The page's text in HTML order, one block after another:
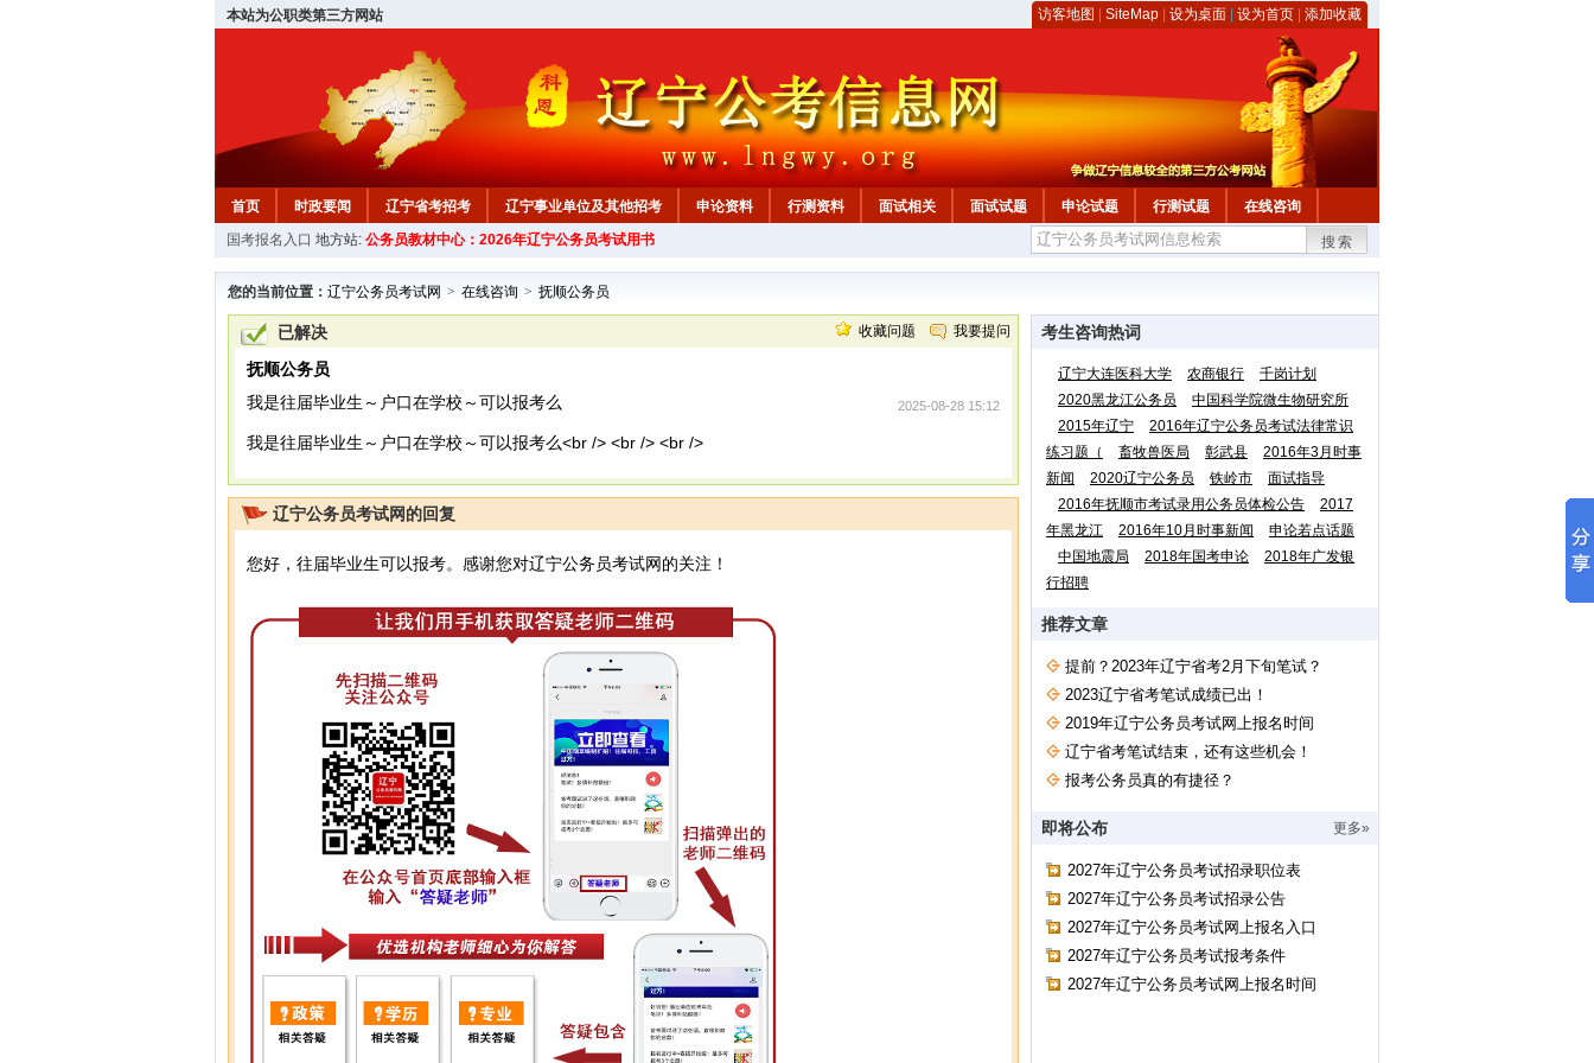
本站为公职类第三方网站 访客地图 SiteMap 设为桌面 设为首页 添加收藏
首页 时政要闻 辽宁省考招考 辽宁事业单位及其他招考 申论资料 行测资料 面试相关 面试试题 申论试题 行测试题 在线咨询
教材中心
国考报名入口 地方站: 公务员教材中心：2026年辽宁公务员考试用书 搜索
您的当前位置： 辽宁公务员考试网 > 在线咨询 > 抚顺公务员
已解决 收藏问题 我要提问
抚顺公务员
我是往届毕业生～户口在学校～可以报考么
我是往届毕业生～户口在学校～可以报考么<br /> <br /> <br />
2025-08-28 15:12
辽宁公务员考试网的回复
您好，往届毕业生可以报考。感谢您对辽宁公务员考试网的关注！
考生咨询热词
辽宁大连医科大学 农商银行
千岗计划
2020黑龙江公务员
中国科学院微生物研究所
2015年辽宁
2016年辽宁公务员考试法律常识
练习题（
畜牧兽医局 彰武县
2016年3月时事
新闻
2020辽宁公务员 铁岭市
面试指导
2016年抚顺市考试录用公务员体检公告
2017
年黑龙江
2016年10月时事新闻
申论若点话题
中国地震局
2018年国考申论
2018年广发银
行招聘
推荐文章
提前？2023年辽宁省考2月下旬笔试？
2023辽宁省考笔试成绩已出！
2019年辽宁公务员考试网上报名时间
辽宁省考笔试结束，还有这些机会！
报考公务员真的有捷径？
即将公布 更多»
2027年辽宁公务员考试招录职位表
2027年辽宁公务员考试招录公告
2027年辽宁公务员考试网上报名入口
2027年辽宁公务员考试报考条件
2027年辽宁公务员考试网上报名时间